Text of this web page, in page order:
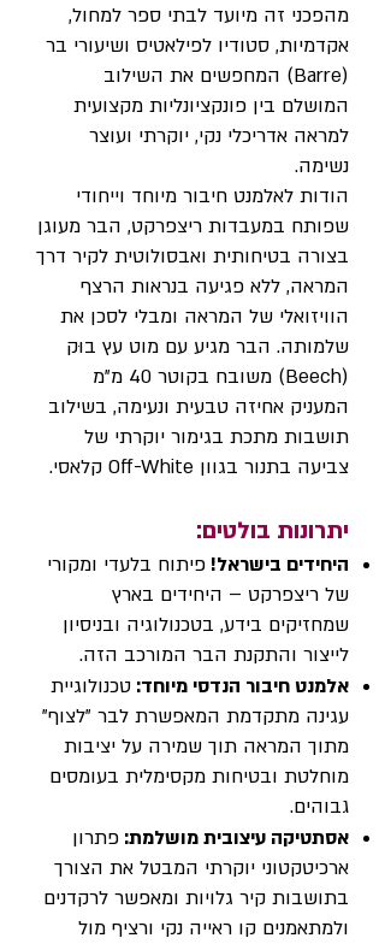
מהפכני זה מיועד לבתי ספר למחול,
אקדמיות, סטודיו לפילאטיס ושיעורי בר
(Barre) המחפשים את השילוב
המושלם בין פונקציונליות מקצועית
למראה אדריכלי נקי, יוקרתי ועוצר
נשימה.
הודות לאלמנט חיבור מיוחד וייחודי
שפותח במעבדות ריצפרקט, הבר מעוגן
בצורה בטיחותית ואבסולוטית לקיר דרך
המראה, ללא פגיעה בנראות הרצף
הוויזואלי של המראה ומבלי לסכן את
שלמותה. הבר מגיע עם מוט עץ בוּק
(Beech) משובח בקוטר 40 מ"מ
המעניק אחיזה טבעית ונעימה, בשילוב
תושבות מתכת בגימור יוקרתי של
צביעה בתנור בגוון Off-White קלאסי.​​
יתרונות בולטים:
היחידים בישראל! פיתוח בלעדי ומקורי
של ריצפרקט – היחידים בארץ
שמחזיקים בידע, בטכנולוגיה ובניסיון
לייצור והתקנת הבר המורכב הזה.
אלמנט חיבור הנדסי מיוחד: טכנולוגיית
עגינה מתקדמת המאפשרת לבר "לצוף"
מתוך המראה תוך שמירה על יציבות
מוחלטת ובטיחות מקסימלית בעומסים
גבוהים.
אסתטיקה עיצובית מושלמת: פתרון
ארכיטקטוני יוקרתי המבטל את הצורך
בתושבות קיר גלויות ומאפשר לרקדנים
ולמתאמנים קו ראייה נקי ורציף מול